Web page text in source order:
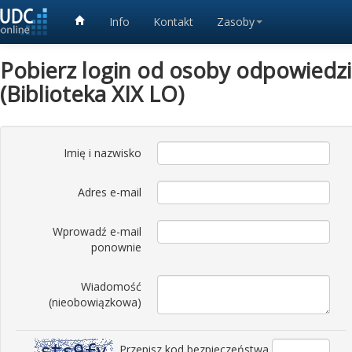
Info Kontakt Zasoby
Pobierz login od osoby
(Biblioteka XIX LO)
Imię i nazwisko
Adres e-mail
Wprowadź e-mail
ponownie
Wiadomość
(nieobowiązkowa)